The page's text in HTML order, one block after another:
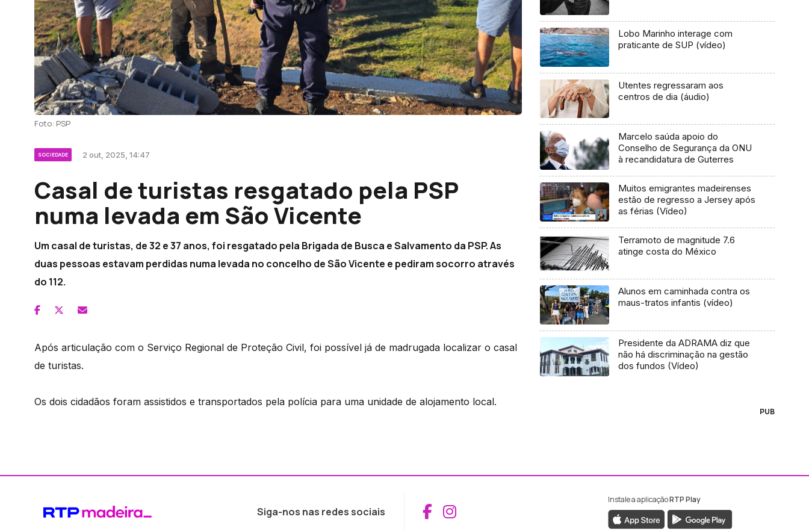
Foto: PSP
SOCIEDADE 2 out, 2025, 14:47
Casal de turistas resgatado pela PSP
numa levada em São Vicente
Um casal de turistas, de 32 e 37 anos, foi resgatado pela Brigada de Busca e Salvamento da PSP. As
duas pessoas estavam perdidas numa levada no concelho de São Vicente e pediram socorro através
do 112.
Após articulação com o Serviço Regional de Proteção Civil, foi possível já de madrugada localizar o casal
de turistas.
Os dois cidadãos foram assistidos e transportados pela polícia para uma unidade de alojamento local.
Lobo Marinho interage com
praticante de SUP (vídeo)
Utentes regressaram aos
centros de dia (áudio)
Marcelo saúda apoio do
Conselho de Segurança da ONU
à recandidatura de Guterres
Muitos emigrantes madeirenses
estão de regresso a Jersey após
as férias (Vídeo)
Terramoto de magnitude 7.6
atinge costa do México
Alunos em caminhada contra os
maus-tratos infantis (vídeo)
Presidente da ADRAMA diz que
não há discriminação na gestão
dos fundos (Vídeo)
PUB
Siga-nos nas redes sociais Aceder ao Facebook da RTP Madeira
Aceder ao Instagram da RTP Madeira
Instale a aplicaçãoRTP Play